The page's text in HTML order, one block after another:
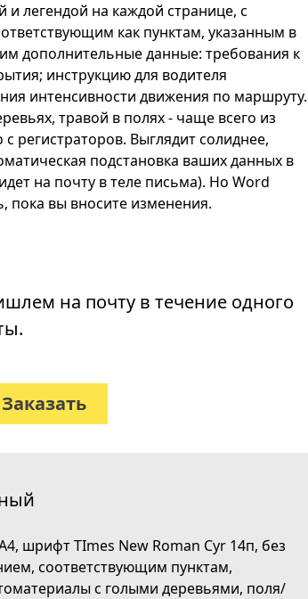
и легендой на каждой странице, с
как пунктам, указанным в
дополнительные данные: требования к
инструкцию для водителя
интенсивности движения по маршруту.
травой в полях - чаще всего из
регистраторов. Выглядит солиднее,
подстановка ваших данных в
на почту в теле письма). Но Word
пока вы вносите изменения.
на почту в течение одного
Заказать
шрифт TImes New Roman Cyr 14п, без
соответствующим пунктам,
с голыми деревьями, поля/